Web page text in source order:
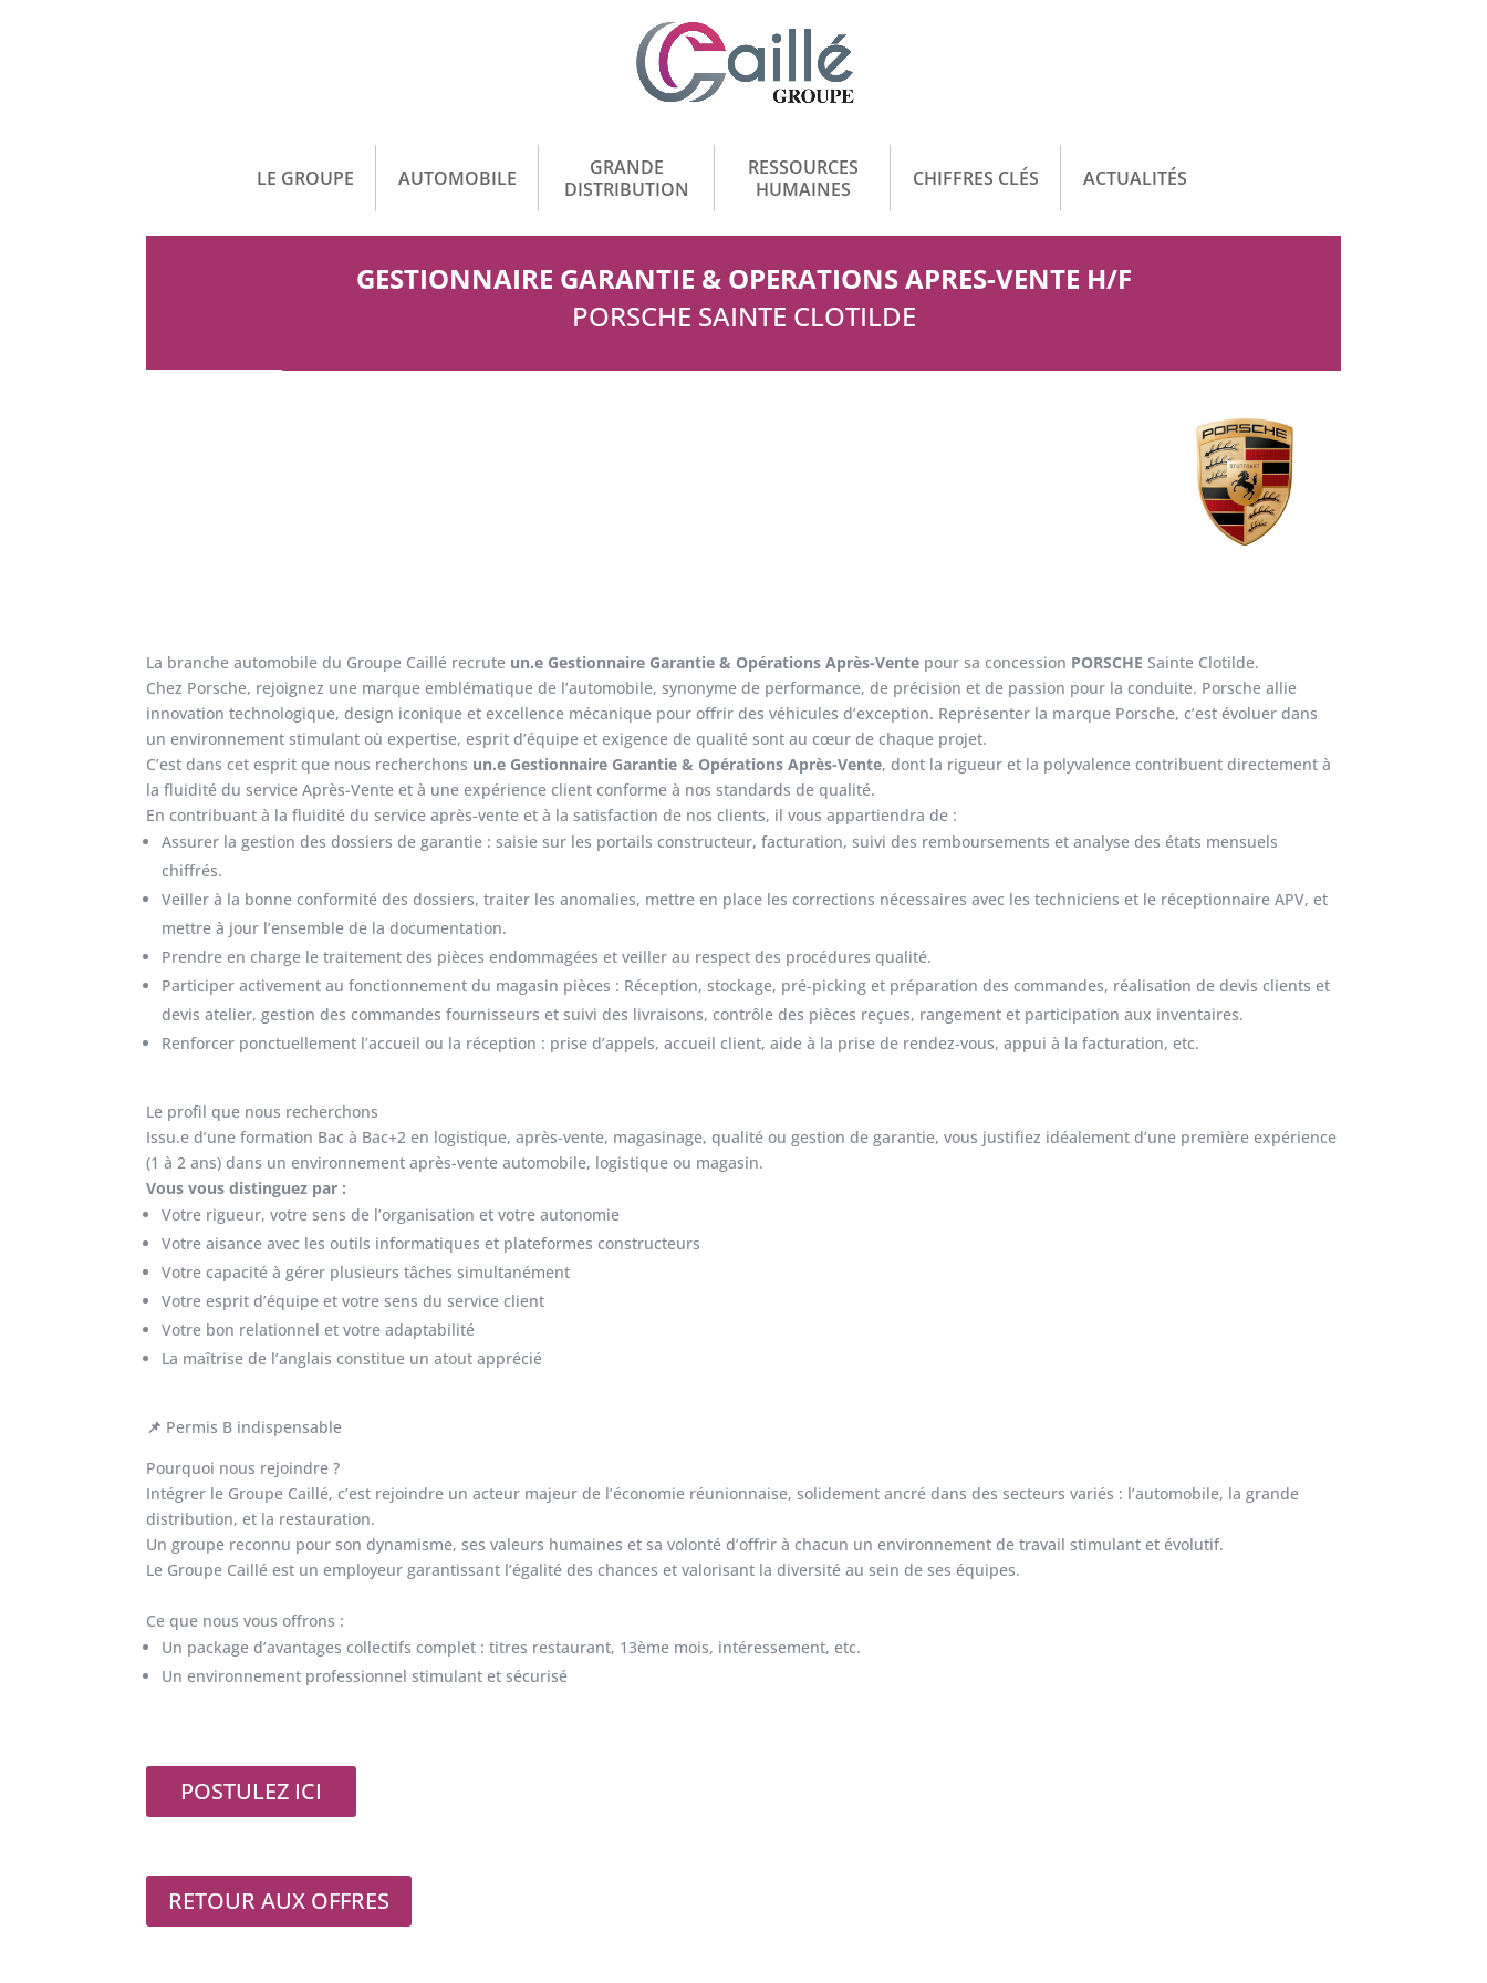
LE GROUPE AUTOMOBILE
GRANDE
DISTRIBUTION
RESSOURCES
HUMAINES
CHIFFRES CLÉS ACTUALITÉS
GESTIONNAIRE GARANTIE & OPERATIONS APRES-VENTE H/F
PORSCHE SAINTE CLOTILDE
La branche automobile du Groupe Caillé recrute un.e Gestionnaire Garantie & Opérations Après-Vente pour sa concession PORSCHE Sainte Clotilde.
Chez Porsche, rejoignez une marque emblématique de l’automobile, synonyme de performance, de précision et de passion pour la conduite. Porsche allie
innovation technologique, design iconique et excellence mécanique pour offrir des véhicules d’exception. Représenter la marque Porsche, c’est évoluer dans
un environnement stimulant où expertise, esprit d’équipe et exigence de qualité sont au cœur de chaque projet.
C’est dans cet esprit que nous recherchons un.e Gestionnaire Garantie & Opérations Après-Vente, dont la rigueur et la polyvalence contribuent directement à
la fluidité du service Après-Vente et à une expérience client conforme à nos standards de qualité.
En contribuant à la fluidité du service après-vente et à la satisfaction de nos clients, il vous appartiendra de :
Assurer la gestion des dossiers de garantie : saisie sur les portails constructeur, facturation, suivi des remboursements et analyse des états mensuels
chiffrés.
Veiller à la bonne conformité des dossiers, traiter les anomalies, mettre en place les corrections nécessaires avec les techniciens et le réceptionnaire APV, et
mettre à jour l’ensemble de la documentation.
Prendre en charge le traitement des pièces endommagées et veiller au respect des procédures qualité.
Participer activement au fonctionnement du magasin pièces : Réception, stockage, pré‑picking et préparation des commandes, réalisation de devis clients et
devis atelier, gestion des commandes fournisseurs et suivi des livraisons, contrôle des pièces reçues, rangement et participation aux inventaires.
Renforcer ponctuellement l’accueil ou la réception : prise d’appels, accueil client, aide à la prise de rendez‑vous, appui à la facturation, etc.
Le profil que nous recherchons
Issu.e d’une formation Bac à Bac+2 en logistique, après-vente, magasinage, qualité ou gestion de garantie, vous justifiez idéalement d’une première expérience
(1 à 2 ans) dans un environnement après-vente automobile, logistique ou magasin.
Vous vous distinguez par :
Votre rigueur, votre sens de l’organisation et votre autonomie
Votre aisance avec les outils informatiques et plateformes constructeurs
Votre capacité à gérer plusieurs tâches simultanément
Votre esprit d’équipe et votre sens du service client
Votre bon relationnel et votre adaptabilité
La maîtrise de l’anglais constitue un atout apprécié
📌 Permis B indispensable
Pourquoi nous rejoindre ?
Intégrer le Groupe Caillé, c’est rejoindre un acteur majeur de l’économie réunionnaise, solidement ancré dans des secteurs variés : l’automobile, la grande
distribution, et la restauration.
Un groupe reconnu pour son dynamisme, ses valeurs humaines et sa volonté d’offrir à chacun un environnement de travail stimulant et évolutif.
Le Groupe Caillé est un employeur garantissant l’égalité des chances et valorisant la diversité au sein de ses équipes.
Ce que nous vous offrons :
Un package d’avantages collectifs complet : titres restaurant, 13ème mois, intéressement, etc.
Un environnement professionnel stimulant et sécurisé
POSTULEZ ICI
RETOUR AUX OFFRES